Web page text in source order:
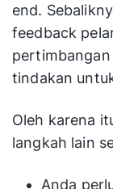
end.
feedback
tindakan
Oleh karena
langkah lain
Anda